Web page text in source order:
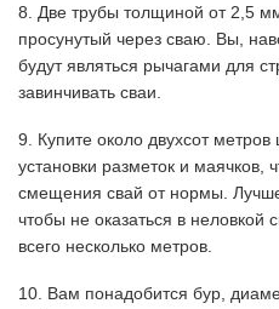
8. Две трубы толщиной от 2,5
просунутый через сваю. Вы,
будут являться рычагами для
завинчивать сваи.
9. Купите около двухсот
установки разметок и маячков,
смещения свай от нормы.
чтобы не оказаться в неловкой
всего несколько метров.
10. Вам понадобится бур,